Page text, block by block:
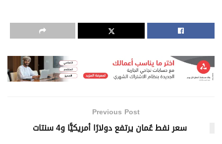
Previous Post
سعر نفط عُمان يرتفع دولارًا أمريكيًّا و4 سنتات